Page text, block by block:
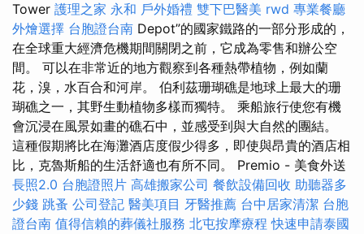
Tower 護理之家 永和 戶外婚禮 雙下巴醫美 rwd 專業餐廳
外燴選擇 台胞證台南 Depot”的國家鐵路的一部分形成的，
在全球重大經濟危機期間關閉之前，它成為零售和辦公空
間。 可以在非常近的地方觀察到各種熱帶植物，例如蘭
花，溴，水百合和河岸。 伯利茲珊瑚礁是地球上最大的珊
瑚礁之一，其野生動植物多樣而獨特。 乘船旅行使您有機
會沉浸在風景如畫的礁石中，並感受到與大自然的團結。
這種假期將比在海灘酒店度假少得多，即使與昂貴的酒店相
比，克魯斯船的生活舒適也有所不同。 Premio - 美食外送
長照2.0 台胞證照片 高雄搬家公司 餐飲設備回收 助聽器多
少錢 跳蚤 公司登記 醫美項目 牙醫推薦 台中居家清潔 台胞
證台南 值得信賴的葬儀社服務 北屯按摩療程快速申請泰國